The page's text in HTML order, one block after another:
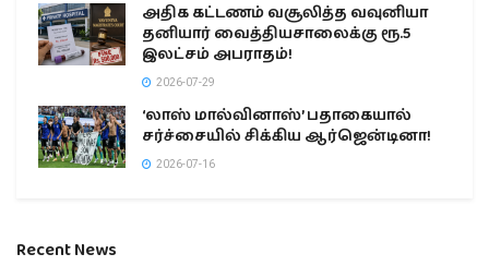
அதிக கட்டணம் வசூலித்த வவுனியா
தனியார் வைத்தியசாலைக்கு ரூ.5
இலட்சம் அபராதம்!
2026-07-29
‘லாஸ் மால்வினாஸ்’ பதாகையால்
சர்ச்சையில் சிக்கிய ஆர்ஜென்டினா!
2026-07-16
Recent News